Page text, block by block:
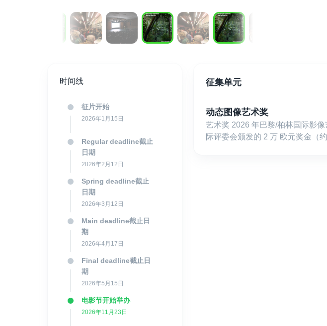
时间线
征片开始
2026年1月15日
Regular deadline截止
日期
2026年2月12日
Spring deadline截止
日期
2026年3月12日
Main deadline截止日
期
2026年4月17日
Final deadline截止日
期
2026年5月15日
电影节开始举办
2026年11月23日
征集单元
动态图像艺术奖
艺术奖 2026 年巴黎/柏林国际影
际评委会颁发的 2 万 欧元奖金（